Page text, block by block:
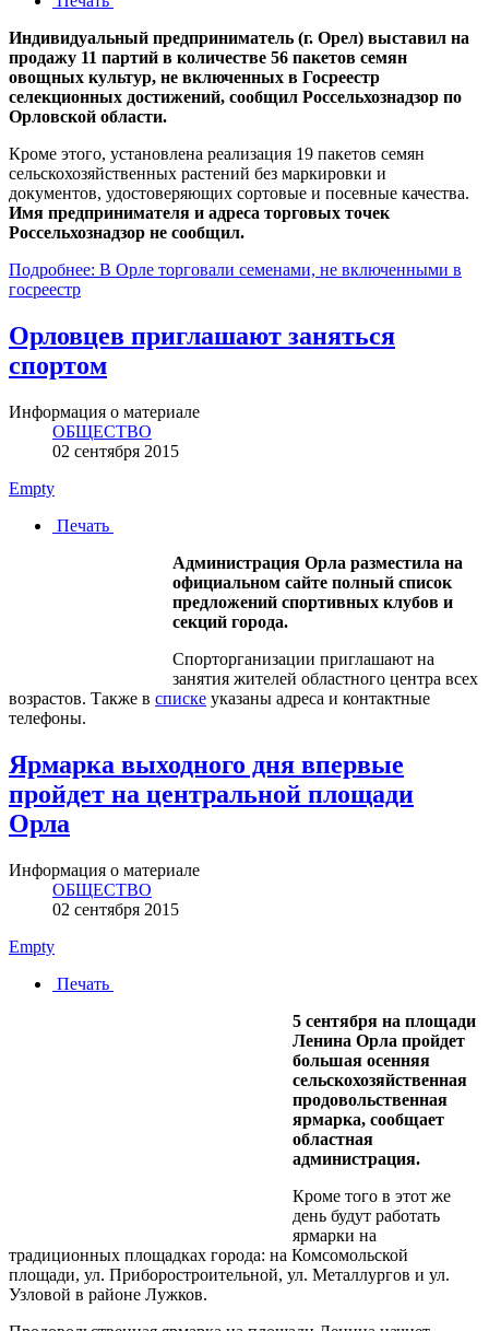
Индивидуальный предприниматель (г. Орел) выставил на
продажу 11 партий в количестве 56 пакетов семян
овощных культур, не включенных в Госреестр
селекционных достижений, сообщил Россельхознадзор по
Орловской области.
Кроме этого, установлена реализация 19 пакетов семян
сельскохозяйственных растений без маркировки и
документов, удостоверяющих сортовые и посевные качества.
Имя предпринимателя и адреса торговых точек
Россельхознадзор не сообщил.
Подробнее: В Орле торговали семенами, не включенными в
госреестр
Орловцев приглашают заняться
спортом
Информация о материале
ОБЩЕСТВО
02 сентября 2015
Empty
Печать
Администрация Орла разместила на
официальном сайте полный список
предложений спортивных клубов и
секций города.
Спорторганизации приглашают на
занятия жителей областного центра всех
возрастов. Также в списке указаны адреса и контактные
телефоны.
Ярмарка выходного дня впервые
пройдет на центральной площади
Орла
Информация о материале
ОБЩЕСТВО
02 сентября 2015
Empty
Печать
5 сентября на площади
Ленина Орла пройдет
большая осенняя
сельскохозяйственная
продовольственная
ярмарка, сообщает
областная
администрация.
Кроме того в этот же
день будут работать
ярмарки на
традиционных площадках города: на Комсомольской
площади, ул. Приборостроительной, ул. Металлургов и ул.
Узловой в районе Лужков.